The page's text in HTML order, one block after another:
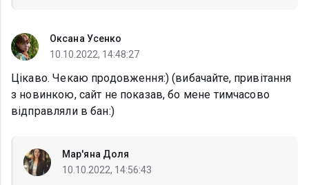
Оксана Усенко
10.10.2022, 14:48:27
Цікаво. Чекаю продовження:) (вибачайте, привітання
з новинкою, сайт не показав, бо мене тимчасово
відправляли в бан:)
Мар'яна Доля
10.10.2022, 14:56:43